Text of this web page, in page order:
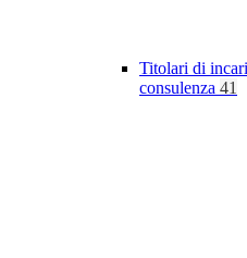
Titolari di
consulenza 41